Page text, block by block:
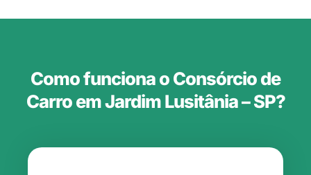
Como funciona o Consórcio de
Carro em Jardim Lusitânia – SP?